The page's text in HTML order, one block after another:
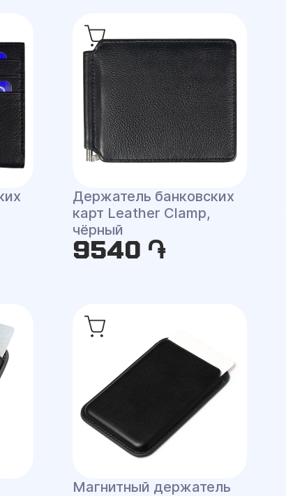
Держатель банковских
карт Leather Сlamp,
чёрный
9540 ֏
Магнитный держатель